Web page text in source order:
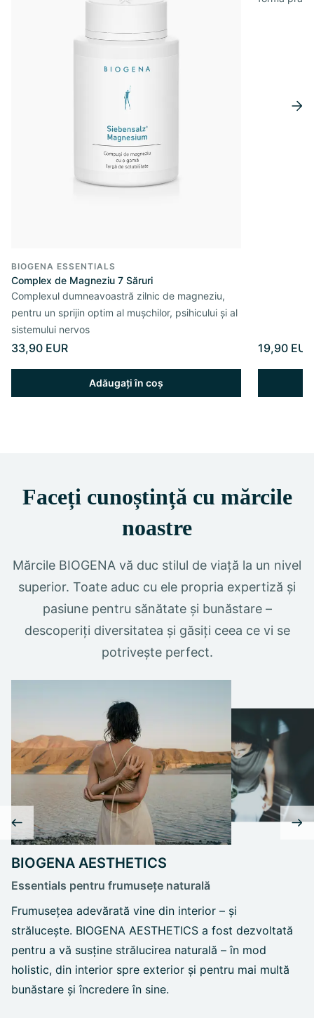
BIOGENA ESSENTIALS
Complex de Magneziu 7 Săruri
Complexul dumneavoastră zilnic de magneziu,
pentru un sprijin optim al mușchilor, psihicului și al
sistemului nervos
33,90 EUR
Adăugați în coș
19,90 EUR
Faceți cunoștință cu mărcile
noastre
Mărcile BIOGENA vă duc stilul de viață la un nivel
superior. Toate aduc cu ele propria expertiză și
pasiune pentru sănătate și bunăstare –
descoperiți diversitatea și găsiți ceea ce vi se
potrivește perfect.
BIOGENA AESTHETICS
Essentials pentru frumusețe naturală
Frumusețea adevărată vine din interior – și
strălucește. BIOGENA AESTHETICS a fost dezvoltată
pentru a vă susține strălucirea naturală – în mod
holistic, din interior spre exterior și pentru mai multă
bunăstare și încredere în sine.